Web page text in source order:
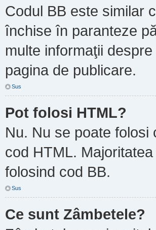
Codul BB este similar
închise în paranteze
multe informaţii
pagina de publicare.
Sus
Pot folosi HTML?
Nu. Nu se poate
cod HTML.
folosind cod BB.
Sus
Ce sunt Zâmbetele?